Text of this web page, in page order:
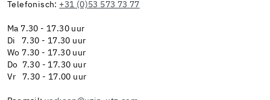
Telefonisch: +31 (0)53 573 73 77
Ma 7.30 - 17.30 uur
Di 7.30 - 17.30 uur
Wo 7.30 - 17.30 uur
Do 7.30 - 17.30 uur
Vr 7.30 - 17.00 uur